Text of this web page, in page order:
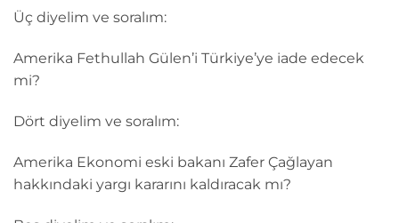
Üç diyelim ve soralım:
Amerika Fethullah Gülen’i Türkiye’ye iade edecek
mi?
Dört diyelim ve soralım:
Amerika Ekonomi eski bakanı Zafer Çağlayan
hakkındaki yargı kararını kaldıracak mı?